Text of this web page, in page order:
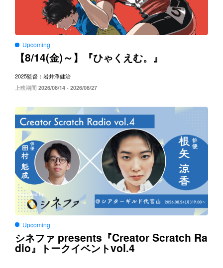
Upcoming
【8/14(金)～】『ひゃくえむ。』
2025監督：岩井澤健治
上映期間 2026/08/14 - 2026/08/27
Upcoming
シネファ presents 『Creator Scratch Ra
dio』トークイベントvol.4